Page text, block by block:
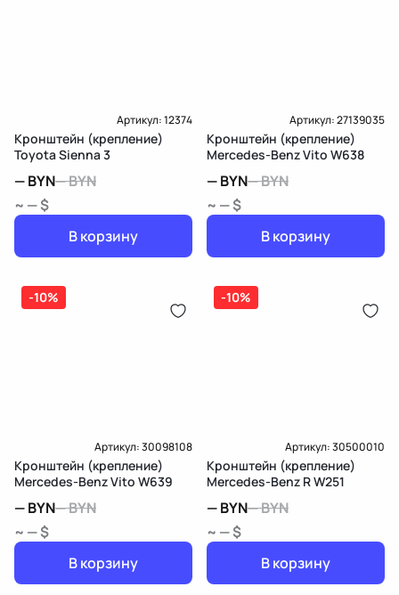
Артикул:12374
Кронштейн (крепление)
Toyota Sienna 3
—BYN—BYN
~ — $
В корзину
Артикул:27139035
Кронштейн (крепление)
Mercedes-Benz Vito W638
—BYN—BYN
~ — $
В корзину
-10%
Артикул:30098108
Кронштейн (крепление)
Mercedes-Benz Vito W639
—BYN—BYN
~ — $
В корзину
-10%
Артикул:30500010
Кронштейн (крепление)
Mercedes-Benz R W251
—BYN—BYN
~ — $
В корзину